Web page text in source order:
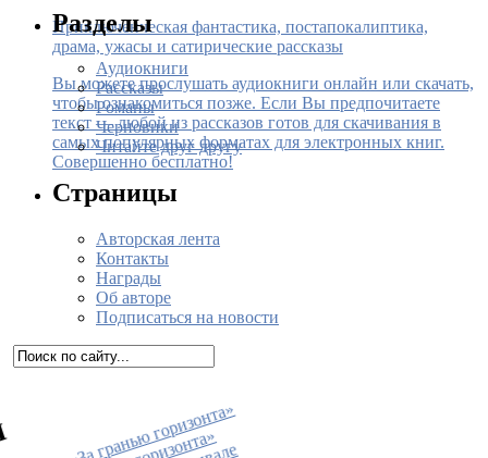
Приключенческая фантастика, постапокалиптика,
драма, ужасы и сатирические рассказы
Вы можете прослушать аудиокниги онлайн или скачать,
чтобы ознакомиться позже. Если Вы предпочитаете
текст — любой из рассказов готов для скачивания в
самых популярных форматах для электронных книг.
Совершенно бесплатно!
Разделы
Аудиокниги
Рассказы
Романы
Черновики
Читайте друг другу
Страницы
Авторская лента
Контакты
Награды
Об авторе
Подписаться на новости